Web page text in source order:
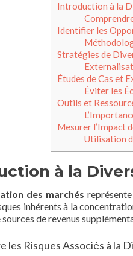
Introduction à la
Identifier les
Stratégies de
Études de Cas et
Éviter les
Outils et
Mesurer l’Impact
Utilisation
à la
des marchés
inhérents à la
de revenus
les Risques Associés à la